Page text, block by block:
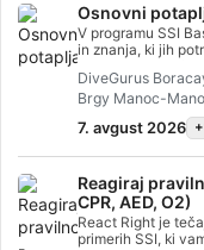
Osnovni
V programu SSI
in znanja, ki jih
za globlje
poskusom
se lahko v 6
ali Open Water
DiveGurus
Brgy Manoc-
7. avgust 2026
Reagiraj
CPR, AED, O2)
React Right je
primerih SSI, ki